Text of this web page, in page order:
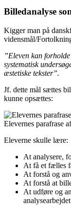
Billedanalyse
Kigger man på
vidensmål/
”Eleven kan
systematisk
æstetiske tekster”.
Jf. dette mål sættes
kunne opsættes:
Elevernes parafrase
Eleverne skulle lære:
At analysere,
At få et fælles
At forstå og
At forstå at
At udføre og
analysearbejdet